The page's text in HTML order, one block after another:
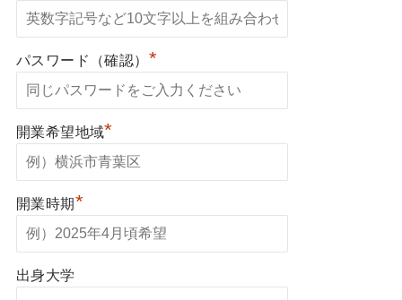
パスワード（確認） *
開業希望地域*
開業時期*
出身大学